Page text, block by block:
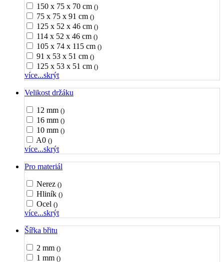
150 x 75 x 70 cm ()
75 x 75 x 91 cm ()
125 x 52 x 46 cm ()
114 x 52 x 46 cm ()
105 x 74 x 115 cm ()
91 x 53 x 51 cm ()
125 x 53 x 51 cm ()
více...skrýt
Velikost držáku
12 mm ()
16 mm ()
10 mm ()
A0 ()
více...skrýt
Pro materiál
Nerez ()
Hliník ()
Ocel ()
více...skrýt
Šířka břitu
2 mm ()
1 mm ()